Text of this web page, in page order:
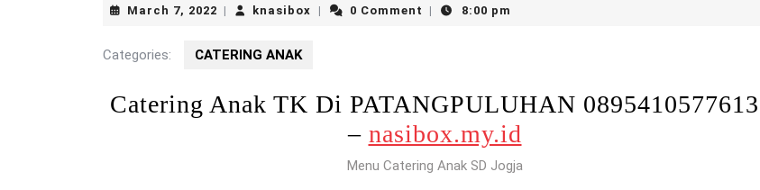
March 7, 2022 Marchknasibox knasibox0 Comment 8:00 pm
Categories: CATERING ANAK
Catering Anak TK Di PATANGPULUHAN 0895410577613
– nasibox.my.id
Menu Catering Anak SD Jogja